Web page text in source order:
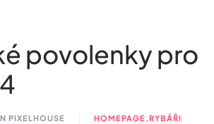
povolenky pro
PIXELHOUSE HOMEPAGE,RYBÁŘI